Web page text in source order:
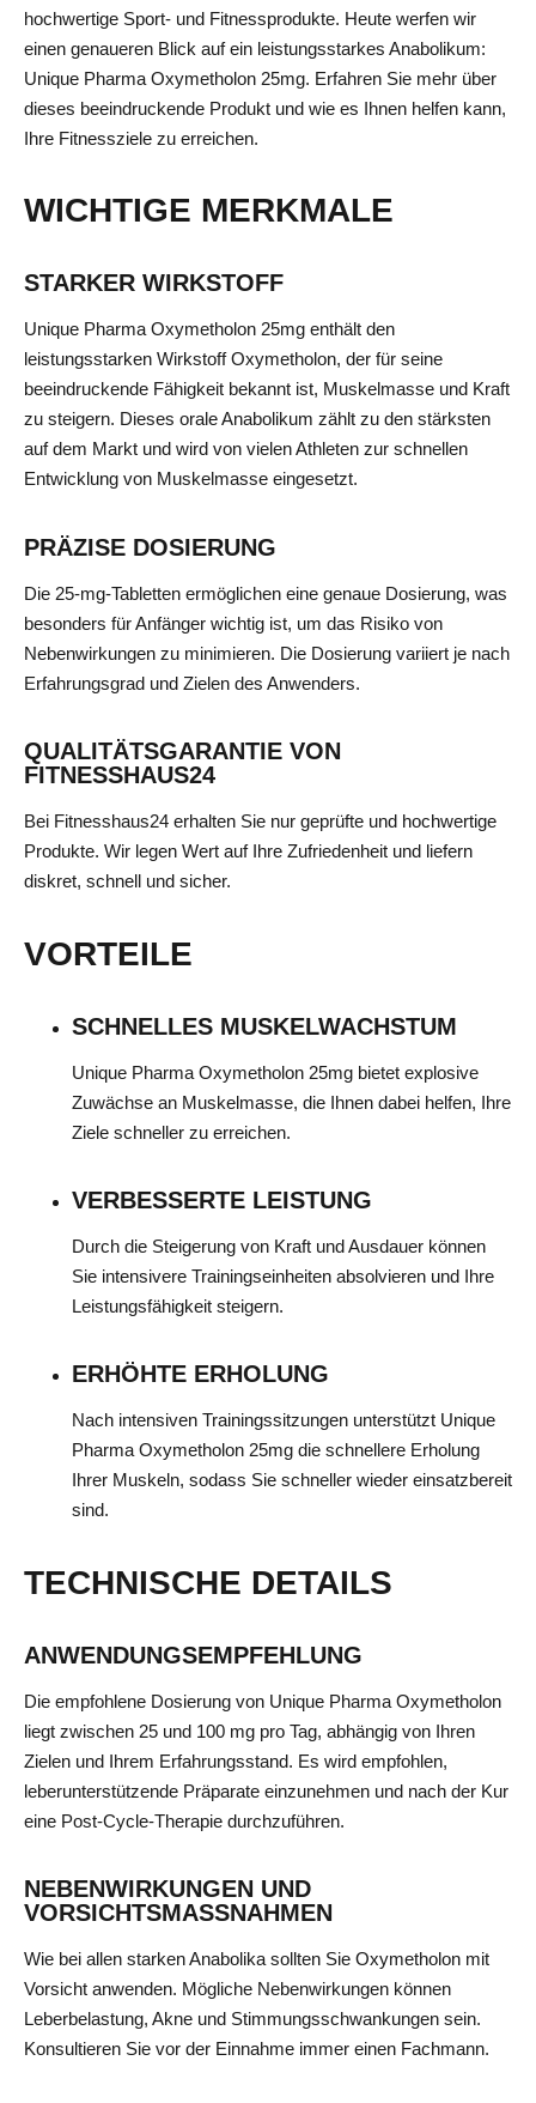
hochwertige Sport- und Fitnessprodukte. Heute werfen wir
einen genaueren Blick auf ein leistungsstarkes Anabolikum:
Unique Pharma Oxymetholon 25mg. Erfahren Sie mehr über
dieses beeindruckende Produkt und wie es Ihnen helfen kann,
Ihre Fitnessziele zu erreichen.
WICHTIGE MERKMALE
STARKER WIRKSTOFF
Unique Pharma Oxymetholon 25mg enthält den
leistungsstarken Wirkstoff Oxymetholon, der für seine
beeindruckende Fähigkeit bekannt ist, Muskelmasse und Kraft
zu steigern. Dieses orale Anabolikum zählt zu den stärksten
auf dem Markt und wird von vielen Athleten zur schnellen
Entwicklung von Muskelmasse eingesetzt.
PRÄZISE DOSIERUNG
Die 25-mg-Tabletten ermöglichen eine genaue Dosierung, was
besonders für Anfänger wichtig ist, um das Risiko von
Nebenwirkungen zu minimieren. Die Dosierung variiert je nach
Erfahrungsgrad und Zielen des Anwenders.
QUALITÄTSGARANTIE VON
FITNESSHAUS24
Bei Fitnesshaus24 erhalten Sie nur geprüfte und hochwertige
Produkte. Wir legen Wert auf Ihre Zufriedenheit und liefern
diskret, schnell und sicher.
VORTEILE
SCHNELLES MUSKELWACHSTUM
Unique Pharma Oxymetholon 25mg bietet explosive
Zuwächse an Muskelmasse, die Ihnen dabei helfen, Ihre
Ziele schneller zu erreichen.
VERBESSERTE LEISTUNG
Durch die Steigerung von Kraft und Ausdauer können
Sie intensivere Trainingseinheiten absolvieren und Ihre
Leistungsfähigkeit steigern.
ERHÖHTE ERHOLUNG
Nach intensiven Trainingssitzungen unterstützt Unique
Pharma Oxymetholon 25mg die schnellere Erholung
Ihrer Muskeln, sodass Sie schneller wieder einsatzbereit
sind.
TECHNISCHE DETAILS
ANWENDUNGSEMPFEHLUNG
Die empfohlene Dosierung von Unique Pharma Oxymetholon
liegt zwischen 25 und 100 mg pro Tag, abhängig von Ihren
Zielen und Ihrem Erfahrungsstand. Es wird empfohlen,
leberunterstützende Präparate einzunehmen und nach der Kur
eine Post-Cycle-Therapie durchzuführen.
NEBENWIRKUNGEN UND
VORSICHTSMASSNAHMEN
Wie bei allen starken Anabolika sollten Sie Oxymetholon mit
Vorsicht anwenden. Mögliche Nebenwirkungen können
Leberbelastung, Akne und Stimmungsschwankungen sein.
Konsultieren Sie vor der Einnahme immer einen Fachmann.